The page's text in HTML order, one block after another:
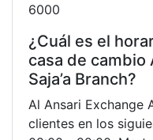
6000
¿Cuál es el
casa de cambio
Saja’a Branch?
Al Ansari Exchange
clientes en los